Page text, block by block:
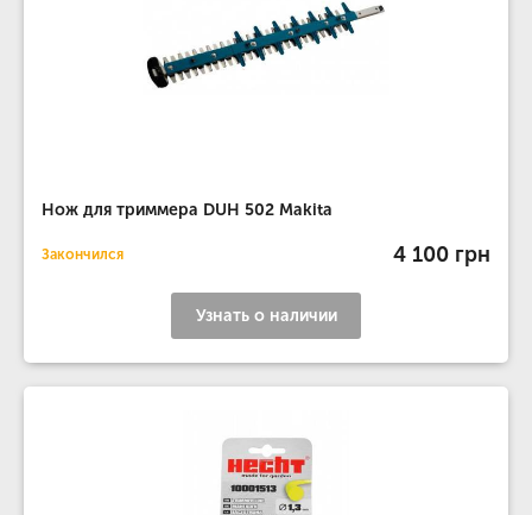
Нож для триммера DUH 502 Makita
Закончился 4 100 грн
Узнать о наличии